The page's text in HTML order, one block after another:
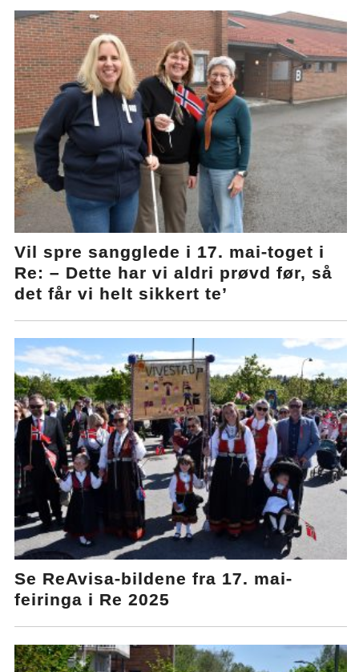
Vil spre sangglede i 17. mai-toget i
Re: – Dette har vi aldri prøvd før, så
det får vi helt sikkert te’
Se ReAvisa-bildene fra 17. mai-
feiringa i Re 2025